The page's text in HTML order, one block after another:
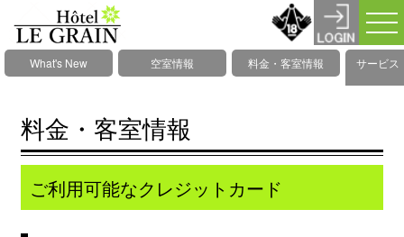
What's New 空室情報 料金・客室情報
サービス
報
料金・客室情報
ご利用可能なクレジットカード